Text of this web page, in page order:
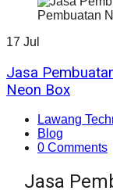
17 Jul
Jasa
Neon Box
Lawang
Blog
0 Comments
Jasa